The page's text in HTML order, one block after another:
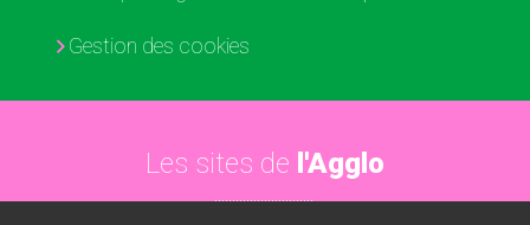
Gestion des cookies
Les sites de l'Agglo